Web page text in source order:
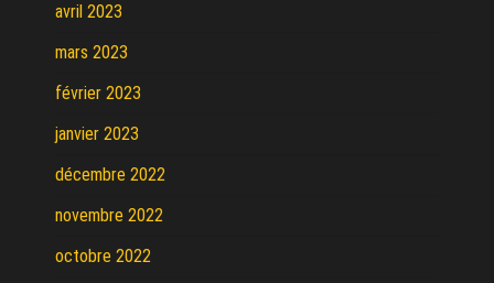
avril 2023
mars 2023
février 2023
janvier 2023
décembre 2022
novembre 2022
octobre 2022